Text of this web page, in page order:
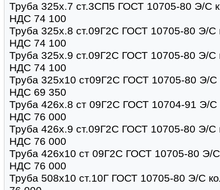
Труба 325х.7 ст.3СП5 ГОСТ 10705-80 Э/С
НДС 74 100
Труба 325х.8 ст.09Г2С ГОСТ 10705-80 Э/С
НДС 74 100
Труба 325х.9 ст.09Г2С ГОСТ 10705-80 Э/С
НДС 74 100
Труба 325х10 ст09Г2С ГОСТ 10705-80 Э/С
НДС 69 350
Труба 426х.8 ст 09Г2С ГОСТ 10704-91 Э/С
НДС 76 000
Труба 426х.9 ст.09Г2С ГОСТ 10705-80 Э/С
НДС 76 000
Труба 426х10 ст 09Г2С ГОСТ 10705-80 Э/
НДС 76 000
Труба 508х10 ст.10Г ГОСТ 10705-80 Э/С